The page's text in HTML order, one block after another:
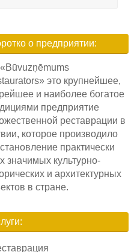
о предприятии:
это крупнейшее,
и наиболее богатое
предприятие
реставрации в
которое производило
практически
значимых культурно-
и архитектурных
в стране.